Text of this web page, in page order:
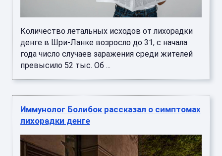
Количество летальных исходов от лихорадки
денге в Шри-Ланке возросло до 31, с начала
года число случаев заражения среди жителей
превысило 52 тыс. Об ...
Иммунолог Болибок рассказал о симптомах
лихорадки денге